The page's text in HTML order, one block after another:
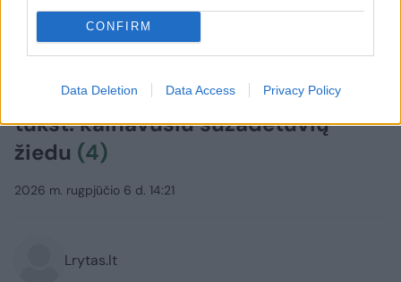
CONFIRM
Data Deletion Data Access Privacy Policy
Veidai ir vardai
atskleidė, ką planuoja daryti su 10
tūkst. kainavusiu sužadėtuvių
žiedu (4)
2026 m. rugpjūčio 6 d. 14:21
Lrytas.lt